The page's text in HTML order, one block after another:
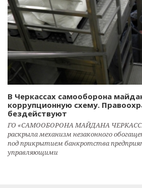
В Черкассах самооборона
коррупционную схему.
бездействуют
ГО «САМООБОРОНА МАЙДАНА
раскрыла механизм незаконного
под прикрытием банкротства
управляющими